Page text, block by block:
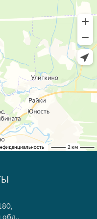
обл.,